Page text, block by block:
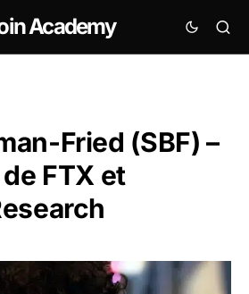
Academy
Fried (SBF) –
FTX et